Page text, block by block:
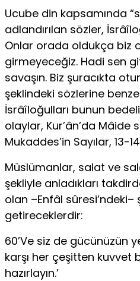
Ucube din kapsamında
adlandırılan sözler,
Onlar orada oldukça biz
girmeyeceğiz. Hadi sen
savaşın. Biz şuracıkta
şeklindeki sözlerine
İsrâîloğulları bunun
olaylar, Kur’ân’da Mâide
Mukaddes’in Sayılar, 13-
Müslümanlar, salat ve
şekliyle anladıkları
olan –Enfâl
getireceklerdir:
60’Ve siz de gücünüzün
karşı her çeşitten kuvvet
hazırlayın.’